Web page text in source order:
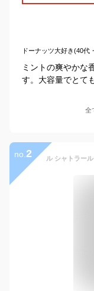
ドーナッツ大好き(40代
ミントの爽やかな
す。大容量でとて
全
no. 2